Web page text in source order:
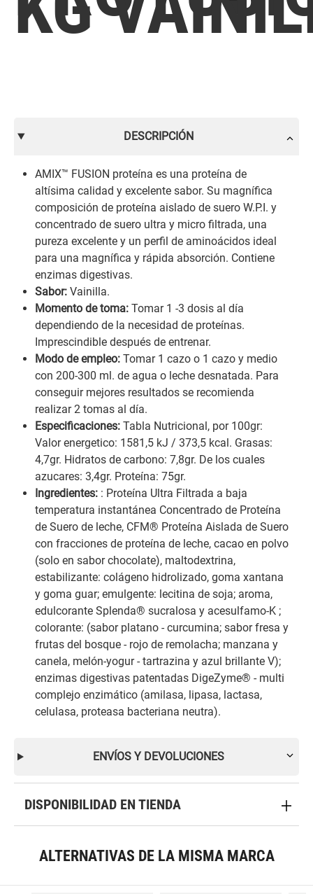
DESCRIPCIÓN
AMIX™ FUSION proteína es una proteína de
altísima calidad y excelente sabor. Su magnífica
composición de proteína aislado de suero W.P.I. y
concentrado de suero ultra y micro filtrada, una
pureza excelente y un perfil de aminoácidos ideal
para una magnífica y rápida absorción. Contiene
enzimas digestivas.
Sabor: Vainilla.
Momento de toma: Tomar 1 -3 dosis al día
dependiendo de la necesidad de proteínas.
Imprescindible después de entrenar.
Modo de empleo: Tomar 1 cazo o 1 cazo y medio
con 200-300 ml. de agua o leche desnatada. Para
conseguir mejores resultados se recomienda
realizar 2 tomas al día.
Especificaciones: Tabla Nutricional, por 100gr:
Valor energetico: 1581,5 kJ / 373,5 kcal. Grasas:
4,7gr. Hidratos de carbono: 7,8gr. De los cuales
azucares: 3,4gr. Proteína: 75gr.
Ingredientes: : Proteína Ultra Filtrada a baja
temperatura instantánea Concentrado de Proteína
de Suero de leche, CFM® Proteína Aislada de Suero
con fracciones de proteína de leche, cacao en polvo
(solo en sabor chocolate), maltodextrina,
estabilizante: colágeno hidrolizado, goma xantana
y goma guar; emulgente: lecitina de soja; aroma,
edulcorante Splenda® sucralosa y acesulfamo-K ;
colorante: (sabor platano - curcumina; sabor fresa y
frutas del bosque - rojo de remolacha; manzana y
canela, melón-yogur - tartrazina y azul brillante V);
enzimas digestivas patentadas DigeZyme® - multi
complejo enzimático (amilasa, lipasa, lactasa,
celulasa, proteasa bacteriana neutra).
ENVÍOS Y DEVOLUCIONES
DISPONIBILIDAD EN TIENDA
ALTERNATIVAS DE LA MISMA MARCA